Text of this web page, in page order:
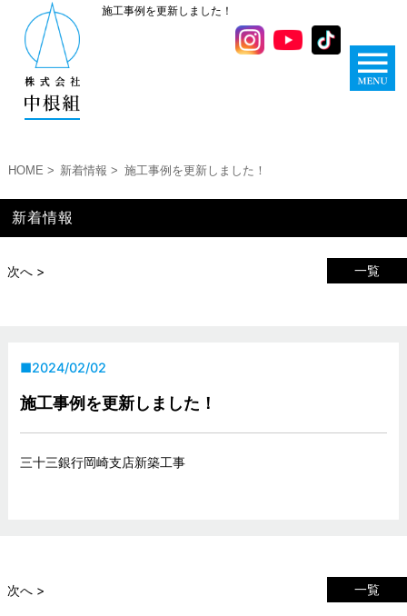
施工事例を更新しました！
HOME 新着情報 施工事例を更新しました！
新着情報
一覧
次へ >
2024/02/02
施工事例を更新しました！
三十三銀行岡崎支店新築工事
一覧
次へ >